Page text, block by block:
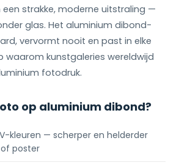
een strakke, moderne uitstraling —
glas. Het aluminium dibond-
vervormt nooit en past in elke
waarom kunstgaleries wereldwijd
fotodruk.
op aluminium dibond?
kleuren — scherper en helderder
poster